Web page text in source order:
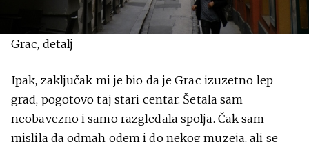
Grac, detalj
Ipak, zaključak mi je bio da je Grac izuzetno lep
grad, pogotovo taj stari centar. Šetala sam
neobavezno i samo razgledala spolja. Čak sam
mislila da odmah odem i do nekog muzeja, ali se